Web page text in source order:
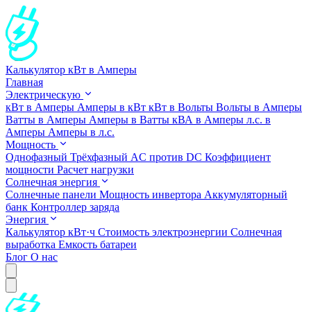
Калькулятор кВт в Амперы
Главная
Электрическую
кВт в Амперы Амперы в кВт кВт в Вольты Вольты в Амперы
Ватты в Амперы Амперы в Ватты кВА в Амперы л.с. в
Амперы Амперы в л.с.
Мощность
Однофазный Трёхфазный AC против DC Коэффициент
мощности Расчет нагрузки
Солнечная энергия
Солнечные панели Мощность инвертора Аккумуляторный
банк Контроллер заряда
Энергия
Калькулятор кВт·ч Стоимость электроэнергии Солнечная
выработка Емкость батареи
Блог О нас